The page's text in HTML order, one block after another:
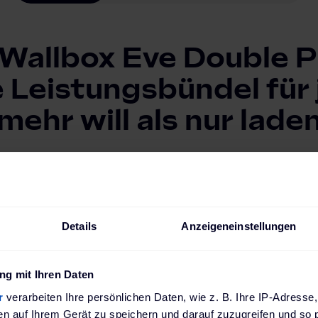
Details Anzeigeneinstellungen
mit Ihren Daten
verarbeiten Ihre persönlichen Daten, wie z. B. Ihre IP-
auf Ihrem Gerät zu speichern und darauf zuzugreifen und so
Eve Double
Leistungsbündel für
will als nur
führenden Ladestation ihrer Klasse. An zwei Ladebuchsen
abstimmen.
Empfohlener Marketinginhalt